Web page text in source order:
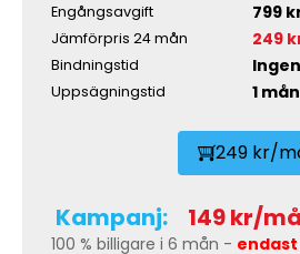
Engångsavgift
799
Jämförpris 24 mån 249
Bindningstid Ingen
Uppsägningstid 1
249 kr/
Kampanj: 149 kr/
100 % billigare i 6 mån -